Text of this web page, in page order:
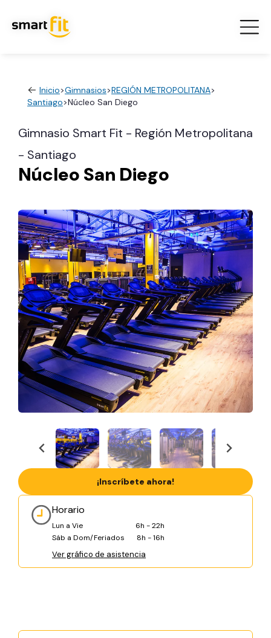
Inicio>Gimnasios>REGIÓN METROPOLITANA>
Santiago>Núcleo San Diego
Gimnasio Smart Fit - Región Metropolitana
- Santiago
Núcleo San Diego
Horario
Lun a Vie
6h - 22h
Sáb a Dom/Feriados
8h - 16h
Ver gráfico de asistencia
¡Inscríbete ahora!